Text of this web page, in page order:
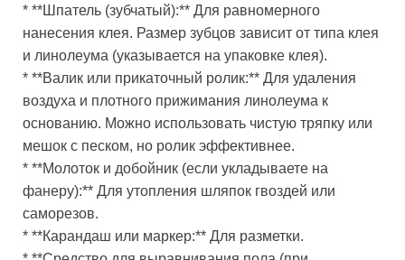
* **Шпатель (зубчатый):** Для равномерного
нанесения клея. Размер зубцов зависит от типа клея
и линолеума (указывается на упаковке клея).
* **Валик или прикаточный ролик:** Для удаления
воздуха и плотного прижимания линолеума к
основанию. Можно использовать чистую тряпку или
мешок с песком, но ролик эффективнее.
* **Молоток и добойник (если укладываете на
фанеру):** Для утопления шляпок гвоздей или
саморезов.
* **Карандаш или маркер:** Для разметки.